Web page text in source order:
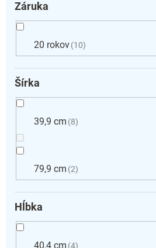
Záruka
20 rokov 10
Šírka
39,9 cm 8
79,9 cm 2
Hĺbka
40,4 cm 4